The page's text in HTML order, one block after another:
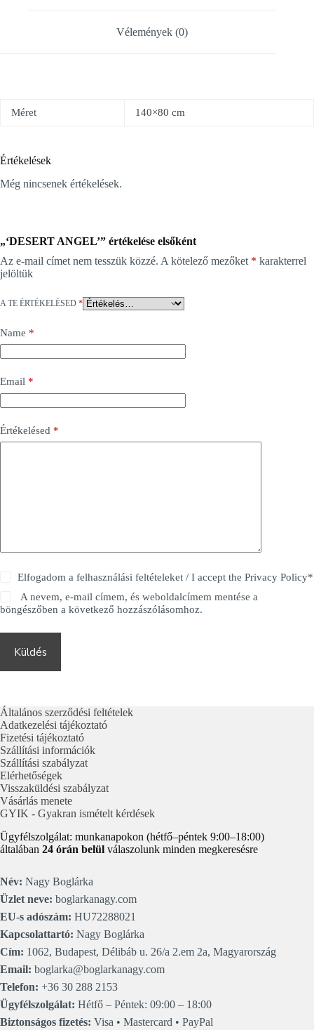
Vélemények (0)
Méret 140×80 cm
Értékelések
Még nincsenek értékelések.
„‘DESERT ANGEL’” értékelése elsőként
Az e-mail címet nem tesszük közzé. A kötelező mezőket * karakterrel
jelöltük
A TE ÉRTÉKELÉSED *
Name *
Email *
Értékelésed *
Elfogadom a felhasználási feltételeket / I accept thePrivacy Policy*
A nevem, e-mail címem, és weboldalcímem mentése a
böngészőben a következő hozzászólásomhoz.
Küldés
Általános szerződési feltételek
Adatkezelési tájékoztató
Fizetési tájékoztató
Szállítási információk
Szállítási szabályzat
Elérhetőségek
Visszaküldési szabályzat
Vásárlás menete
GYIK - Gyakran ismételt kérdések
Ügyfélszolgálat: munkanapokon (hétfő–péntek 9:00–18:00)
általában 24 órán belül válaszolunk minden megkeresésre
Név: Nagy Boglárka
Üzlet neve: boglarkanagy.com
EU-s adószám: HU72288021
Kapcsolattartó: Nagy Boglárka
Cím: 1062, Budapest, Délibáb u. 26/a 2.em 2a, Magyarország
Email: boglarka@boglarkanagy.com
Telefon: +36 30 288 2153
Ügyfélszolgálat: Hétfő – Péntek: 09:00 – 18:00
Biztonságos fizetés: Visa • Mastercard • PayPal